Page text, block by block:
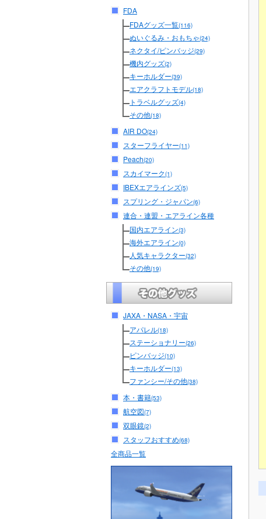
FDA
FDAグッズ一覧(116)
ぬいぐるみ・おもちゃ(24)
ネクタイ/ピンバッジ(29)
機内グッズ(2)
キーホルダー(39)
エアクラフトモデル(18)
トラベルグッズ(4)
その他(18)
AIR DO(24)
スターフライヤー(11)
Peach(20)
スカイマーク(1)
IBEXエアラインズ(5)
スプリング・ジャパン(6)
連合・連盟・エアライン各種
国内エアライン(3)
海外エアライン(0)
人気キャラクター(32)
その他(19)
JAXA・NASA・宇宙
アパレル(18)
ステーショナリー(26)
ピンバッジ(10)
キーホルダー(13)
ファンシー/その他(38)
本・書籍(53)
航空図(7)
双眼鏡(2)
スタッフおすすめ(68)
全商品一覧